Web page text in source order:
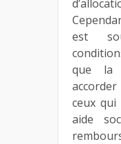
est
que la
ceux qui
aide